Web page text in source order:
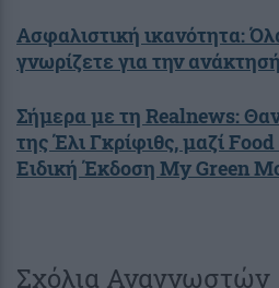
Ασφαλιστική ικανότητα:
γνωρίζετε για την
Σήμερα με τη Realnews:
της Έλι Γκρίφιθς, μαζί
Ειδική Έκδοση My Green
Σχόλια Αναγνωστών